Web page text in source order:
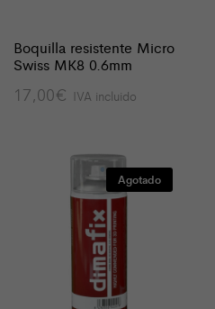
Boquilla resistente Micro
Swiss MK8 0.6mm
17,00€ IVA incluido
Agotado